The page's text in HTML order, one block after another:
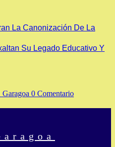
La Canonización De La
Su Legado Educativo Y
0 Comentario